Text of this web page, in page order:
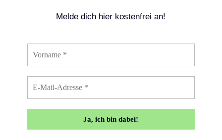
Melde dich hier kostenfrei an!